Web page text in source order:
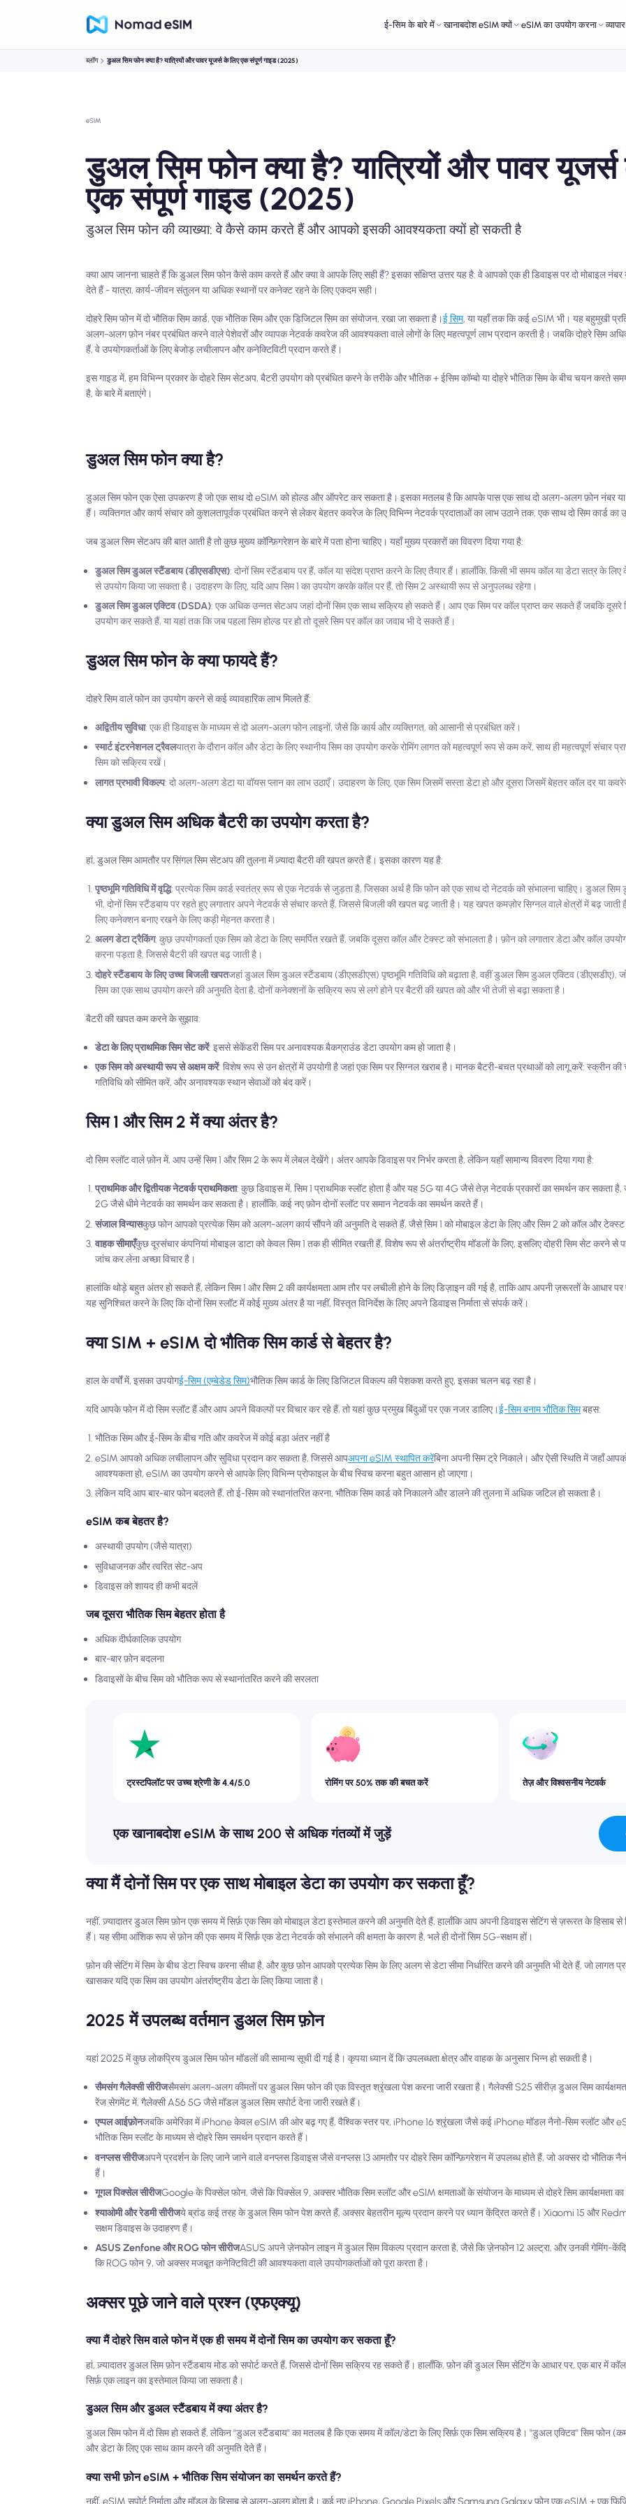
ई-सिम के बारे में खानाबदोश eSIM क्यों eSIM का उपयोग करना
ब्लॉग डुअल सिम फोन क्या है? यात्रियों और पावर यूजर्स के लिए एक संपूर्ण गाइड (2025)
eSIM
डुअल सिम फोन क्या है? यात्रियों और पावर
एक संपूर्ण गाइड (2025)
डुअल सिम फोन की व्याख्या: वे कैसे काम करते हैं और आपको इसकी आवश्यकता क्यों हो सकती है
क्या आप जानना चाहते हैं कि डुअल सिम फोन कैसे काम करते हैं और क्या वे आपके लिए सही हैं? इसका संक्षिप्त उत्तर यह है: वे आपको एक ही डिवाइस पर दो मोबाइल नंबर
देते हैं - यात्रा, कार्य-जीवन संतुलन या अधिक स्थानों पर कनेक्ट रहने के लिए एकदम सही।
दोहरे सिम फोन में दो भौतिक सिम कार्ड, एक भौतिक सिम और एक डिजिटल सिम का संयोजन, रखा जा सकता है।ई सिम, या यहाँ तक कि कई eSIM भी। यह बहुमुखी
अलग-अलग फ़ोन नंबर प्रबंधित करने वाले पेशेवरों और व्यापक नेटवर्क कवरेज की आवश्यकता वाले लोगों के लिए महत्वपूर्ण लाभ प्रदान करती है। जबकि दोहरे सिम
हैं, वे उपयोगकर्ताओं के लिए बेजोड़ लचीलापन और कनेक्टिविटी प्रदान करते हैं।
इस गाइड में, हम विभिन्न प्रकार के दोहरे सिम सेटअप, बैटरी उपयोग को प्रबंधित करने के तरीके और भौतिक + ईसिम कॉम्बो या दोहरे भौतिक सिम के बीच चयन करते
है, के बारे में बताएंगे।
डुअल सिम फोन क्या है?
डुअल सिम फोन एक ऐसा उपकरण है जो एक साथ दो eSIM को होल्ड और ऑपरेट कर सकता है। इसका मतलब है कि आपके पास एक साथ दो अलग-अलग फ़ोन नंबर या
हैं। व्यक्तिगत और कार्य संचार को कुशलतापूर्वक प्रबंधित करने से लेकर बेहतर कवरेज के लिए विभिन्न नेटवर्क प्रदाताओं का लाभ उठाने तक, एक साथ दो सिम कार्ड
जब डुअल सिम सेटअप की बात आती है तो कुछ मुख्य कॉन्फ़िगरेशन के बारे में पता होना चाहिए। यहाँ मुख्य प्रकारों का विवरण दिया गया है:
डुअल सिम डुअल स्टैंडबाय (डीएसडीएस): दोनों सिम स्टैंडबाय पर हैं, कॉल या संदेश प्राप्त करने के लिए तैयार हैं। हालाँकि, किसी भी समय कॉल या डेटा सत्र के
से उपयोग किया जा सकता है। उदाहरण के लिए, यदि आप सिम 1 का उपयोग करके कॉल पर हैं, तो सिम 2 अस्थायी रूप से अनुपलब्ध रहेगा।
डुअल सिम डुअल एक्टिव (DSDA): एक अधिक उन्नत सेटअप जहां दोनों सिम एक साथ सक्रिय हो सकते हैं। आप एक सिम पर कॉल प्राप्त कर सकते हैं जबकि दूसरे
उपयोग कर सकते हैं, या यहां तक ​​कि जब पहला सिम होल्ड पर हो तो दूसरे सिम पर कॉल का जवाब भी दे सकते हैं।
डुअल सिम फोन के क्या फायदे हैं?
दोहरे सिम वाले फोन का उपयोग करने से कई व्यावहारिक लाभ मिलते हैं:
अद्वितीय सुविधा: एक ही डिवाइस के माध्यम से दो अलग-अलग फोन लाइनों, जैसे कि कार्य और व्यक्तिगत, को आसानी से प्रबंधित करें।
स्मार्ट इंटरनेशनल ट्रैवलयात्रा के दौरान कॉल और डेटा के लिए स्थानीय सिम का उपयोग करके रोमिंग लागत को महत्वपूर्ण रूप से कम करें, साथ ही महत्वपूर्ण संचार
सिम को सक्रिय रखें।
लागत प्रभावी विकल्प: दो अलग-अलग डेटा या वॉयस प्लान का लाभ उठाएँ। उदाहरण के लिए, एक सिम जिसमें सस्ता डेटा हो और दूसरा जिसमें बेहतर कॉल दर या
क्या डुअल सिम अधिक बैटरी का उपयोग करता है?
हां, डुअल सिम आमतौर पर सिंगल सिम सेटअप की तुलना में ज़्यादा बैटरी की खपत करते हैं। इसका कारण यह है:
पृष्ठभूमि गतिविधि में वृद्धि: प्रत्येक सिम कार्ड स्वतंत्र रूप से एक नेटवर्क से जुड़ता है, जिसका अर्थ है कि फोन को एक साथ दो नेटवर्क को संभालना चाहिए। डुअल
भी, दोनों सिम स्टैंडबाय पर रहते हुए लगातार अपने नेटवर्क से संचार करते हैं, जिससे बिजली की खपत बढ़ जाती है। यह खपत कमज़ोर सिग्नल वाले क्षेत्रों में बढ़ जाती
लिए कनेक्शन बनाए रखने के लिए कड़ी मेहनत करता है।
अलग डेटा ट्रैकिंग: कुछ उपयोगकर्ता एक सिम को डेटा के लिए समर्पित रखते हैं, जबकि दूसरा कॉल और टेक्स्ट को संभालता है। फ़ोन को लगातार डेटा और कॉल
करना पड़ता है, जिससे बैटरी की खपत बढ़ जाती है।
दोहरे स्टैंडबाय के लिए उच्च बिजली खपतजहां डुअल सिम डुअल स्टैंडबाय (डीएसडीएस) पृष्ठभूमि गतिविधि को बढ़ाता है, वहीं डुअल सिम डुअल एक्टिव (डीएसडीए),
सिम का एक साथ उपयोग करने की अनुमति देता है, दोनों कनेक्शनों के सक्रिय रूप से लगे होने पर बैटरी की खपत को और भी तेजी से बढ़ा सकता है।
बैटरी की खपत कम करने के सुझाव:
डेटा के लिए प्राथमिक सिम सेट करें: इससे सेकेंडरी सिम पर अनावश्यक बैकग्राउंड डेटा उपयोग कम हो जाता है।
एक सिम को अस्थायी रूप से अक्षम करें: विशेष रूप से उन क्षेत्रों में उपयोगी है जहां एक सिम पर सिग्नल खराब है। मानक बैटरी-बचत प्रथाओं को लागू करें: स्क्रीन
गतिविधि को सीमित करें, और अनावश्यक स्थान सेवाओं को बंद करें।
सिम 1 और सिम 2 में क्या अंतर है?
दो सिम स्लॉट वाले फ़ोन में, आप उन्हें सिम 1 और सिम 2 के रूप में लेबल देखेंगे। अंतर आपके डिवाइस पर निर्भर करता है, लेकिन यहाँ सामान्य विवरण दिया गया है:
प्राथमिक और द्वितीयक नेटवर्क प्राथमिकता: कुछ डिवाइस में, सिम 1 प्राथमिक स्लॉट होता है और यह 5G या 4G जैसे तेज़ नेटवर्क प्रकारों का समर्थन कर सकता
2G जैसे धीमे नेटवर्क का समर्थन कर सकता है। हालाँकि, कई नए फ़ोन दोनों स्लॉट पर समान नेटवर्क का समर्थन करते हैं।
संजाल विन्यासकुछ फोन आपको प्रत्येक सिम को अलग-अलग कार्य सौंपने की अनुमति दे सकते हैं, जैसे सिम 1 को मोबाइल डेटा के लिए और सिम 2 को कॉल और
वाहक सीमाएँकुछ दूरसंचार कंपनियां मोबाइल डाटा को केवल सिम 1 तक ही सीमित रखती हैं, विशेष रूप से अंतर्राष्ट्रीय मॉडलों के लिए, इसलिए दोहरी सिम सेट करने
जांच कर लेना अच्छा विचार है।
हालांकि थोड़े बहुत अंतर हो सकते हैं, लेकिन सिम 1 और सिम 2 की कार्यक्षमता आम तौर पर लचीली होने के लिए डिज़ाइन की गई है, ताकि आप अपनी ज़रूरतों के आधार
यह सुनिश्चित करने के लिए कि दोनों सिम स्लॉट में कोई मुख्य अंतर है या नहीं, विस्तृत विनिर्देश के लिए अपने डिवाइस निर्माता से संपर्क करें।
क्या SIM + eSIM दो भौतिक सिम कार्ड से बेहतर है?
हाल के वर्षों में, इसका उपयोगई-सिम (एम्बेडेड सिम)भौतिक सिम कार्ड के लिए डिजिटल विकल्प की पेशकश करते हुए, इसका चलन बढ़ रहा है।
यदि आपके फोन में दो सिम स्लॉट हैं और आप अपने विकल्पों पर विचार कर रहे हैं, तो यहां कुछ प्रमुख बिंदुओं पर एक नजर डालिए।ई-सिम बनाम भौतिक सिमबहस:
भौतिक सिम और ई-सिम के बीच गति और कवरेज में कोई बड़ा अंतर नहीं है
eSIM आपको अधिक लचीलापन और सुविधा प्रदान कर सकता है, जिससे आपअपना eSIM स्थापित करेंबिना अपनी सिम ट्रे निकाले। और ऐसी स्थिति में जहाँ
आवश्यकता हो, eSIM का उपयोग करने से आपके लिए विभिन्न प्रोफाइल के बीच स्विच करना बहुत आसान हो जाएगा।
लेकिन यदि आप बार-बार फोन बदलते हैं, तो ई-सिम को स्थानांतरित करना, भौतिक सिम कार्ड को निकालने और डालने की तुलना में अधिक जटिल हो सकता है।
eSIM कब बेहतर है?
अस्थायी उपयोग (जैसे यात्रा)
सुविधाजनक और त्वरित सेट-अप
डिवाइस को शायद ही कभी बदलें
जब दूसरा भौतिक सिम बेहतर होता है
अधिक दीर्घकालिक उपयोग
बार-बार फ़ोन बदलना
डिवाइसों के बीच सिम को भौतिक रूप से स्थानांतरित करने की सरलता
ट्रस्टपिलॉट पर उच्च श्रेणी के 4.4/5.0 रोमिंग पर 50% तक की बचत करें तेज़ और विश्वसनीय नेटवर्क
एक खानाबदोश eSIM के साथ 200 से अधिक गंतव्यों में जुड़ें
क्या मैं दोनों सिम पर एक साथ मोबाइल डेटा का उपयोग कर सकता हूँ?
नहीं, ज़्यादातर डुअल सिम फ़ोन एक समय में सिर्फ़ एक सिम को मोबाइल डेटा इस्तेमाल करने की अनुमति देते हैं, हालाँकि आप अपनी डिवाइस सेटिंग से ज़रूरत के हिसाब
हैं। यह सीमा आंशिक रूप से फ़ोन की एक समय में सिर्फ़ एक डेटा नेटवर्क को संभालने की क्षमता के कारण है, भले ही दोनों सिम 5G-सक्षम हों।
फ़ोन की सेटिंग में सिम के बीच डेटा स्विच करना सीधा है, और कुछ फ़ोन आपको प्रत्येक सिम के लिए अलग से डेटा सीमा निर्धारित करने की अनुमति भी देते हैं, जो लागत
खासकर यदि एक सिम का उपयोग अंतर्राष्ट्रीय डेटा के लिए किया जाता है।
2025 में उपलब्ध वर्तमान डुअल सिम फ़ोन
यहां 2025 में कुछ लोकप्रिय डुअल सिम फोन मॉडलों की सामान्य सूची दी गई है। कृपया ध्यान दें कि उपलब्धता क्षेत्र और वाहक के अनुसार भिन्न हो सकती है।
सैमसंग गैलेक्सी सीरीजसैमसंग अलग-अलग कीमतों पर डुअल सिम फोन की एक विस्तृत श्रृंखला पेश करना जारी रखता है। गैलेक्सी S25 सीरीज़ डुअल सिम
रेंज सेगमेंट में, गैलेक्सी A56 5G जैसे मॉडल डुअल सिम सपोर्ट देना जारी रखते हैं।
एप्पल आईफ़ोनजबकि अमेरिका में iPhone केवल eSIM की ओर बढ़ गए हैं, वैश्विक स्तर पर, iPhone 16 श्रृंखला जैसे कई iPhone मॉडल नैनो-सिम स्लॉट और
भौतिक सिम स्लॉट के माध्यम से दोहरे सिम समर्थन प्रदान करते हैं।
वनप्लस सीरीजअपने प्रदर्शन के लिए जाने जाने वाले वनप्लस डिवाइस जैसे वनप्लस 13 आमतौर पर दोहरे सिम कॉन्फ़िगरेशन में उपलब्ध होते हैं, जो अक्सर दो भौतिक
हैं।
गूगल पिक्सेल सीरीजGoogle के पिक्सेल फोन, जैसे कि पिक्सेल 9, अक्सर भौतिक सिम स्लॉट और eSIM क्षमताओं के संयोजन के माध्यम से दोहरे सिम कार्यक्षमता
श्याओमी और रेडमी सीरीजये ब्रांड कई तरह के डुअल सिम फोन पेश करते हैं, अक्सर बेहतरीन मूल्य प्रदान करने पर ध्यान केंद्रित करते हैं। Xiaomi 15 और
सक्षम डिवाइस के उदाहरण हैं।
ASUS Zenfone और ROG फोन सीरीजASUS अपने ज़ेनफोन लाइन में डुअल सिम विकल्प प्रदान करता है, जैसे कि ज़ेनफोन 12 अल्ट्रा, और उनकी गेमिंग-
कि ROG फोन 9, जो अक्सर मजबूत कनेक्टिविटी की आवश्यकता वाले उपयोगकर्ताओं को पूरा करता है।
अक्सर पूछे जाने वाले प्रश्न (एफएक्यू)
क्या मैं दोहरे सिम वाले फोन में एक ही समय में दोनों सिम का उपयोग कर सकता हूँ?
हां, ज़्यादातर डुअल सिम फ़ोन स्टैंडबाय मोड को सपोर्ट करते हैं, जिससे दोनों सिम सक्रिय रह सकते हैं। हालाँकि, फ़ोन की डुअल सिम सेटिंग के आधार पर, एक बार में
सिर्फ़ एक लाइन का इस्तेमाल किया जा सकता है।
डुअल सिम और डुअल स्टैंडबाय में क्या अंतर है?
डुअल सिम फोन में दो सिम हो सकते हैं, लेकिन "डुअल स्टैंडबाय" का मतलब है कि एक समय में कॉल/डेटा के लिए सिर्फ़ एक सिम सक्रिय है। "डुअल एक्टिव" सिम फोन
और डेटा के लिए एक साथ काम करने की अनुमति देते हैं।
क्या सभी फ़ोन eSIM + भौतिक सिम संयोजन का समर्थन करते हैं?